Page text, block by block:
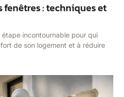
fenêtres : techniques et
incontournable pour qui
de son logement et à réduire